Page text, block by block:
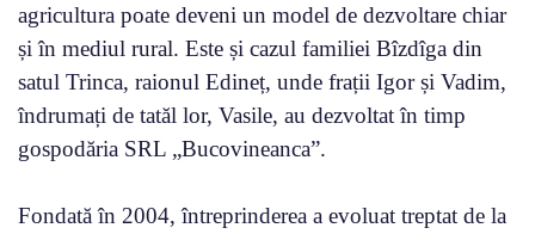
agricultura poate deveni un model de dezvoltare chiar
și în mediul rural. Este și cazul familiei Bîzdîga din
satul Trinca, raionul Edineț, unde frații Igor și Vadim,
îndrumați de tatăl lor, Vasile, au dezvoltat în timp
gospodăria SRL „Bucovineanca”.
Fondată în 2004, întreprinderea a evoluat treptat de la